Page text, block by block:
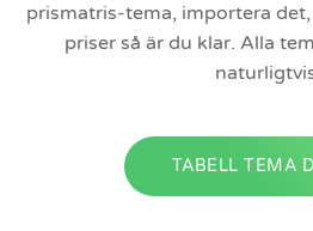
prismatris-tema, importera
priser så är du klar. Alla
TABELL TEMA